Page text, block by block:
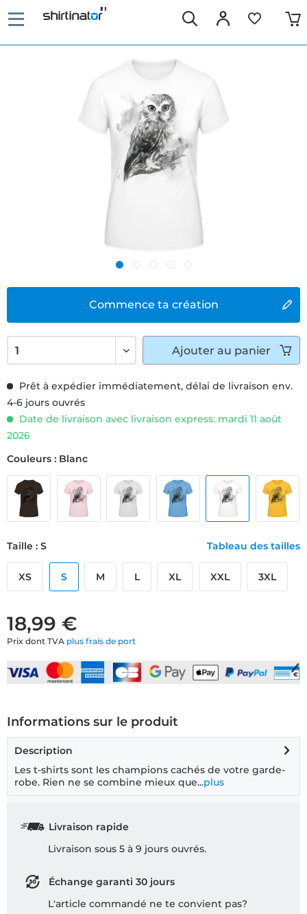
Commence ta création
18,99 €
Prix dont TVA plus frais de port
Prêt à expédier immédiatement, délai de livraison env.
4-6 jours ouvrés
Date de livraison avec livraison express: mardi 11 août
2026
Couleurs : Blanc
Taille : S Tableau des tailles
XS S M L XL XXL 3XL
Ajouter au panier
Informations sur le produit
Description
Les t-shirts sont les champions cachés de votre garde-
robe. Rien ne se combine mieux que...plus
Livraison rapide
Livraison sous 5 à 9 jours ouvrés.
Échange garanti 30 jours
L'article commandé ne te convient pas?